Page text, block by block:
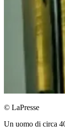
© LaPresse
Un uomo di circa